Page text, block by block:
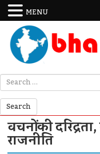
वचनों की
राजनीति
MENU